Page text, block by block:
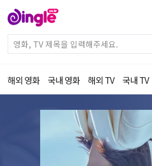
해외 영화 국내 영화 해외 TV 국내 TV